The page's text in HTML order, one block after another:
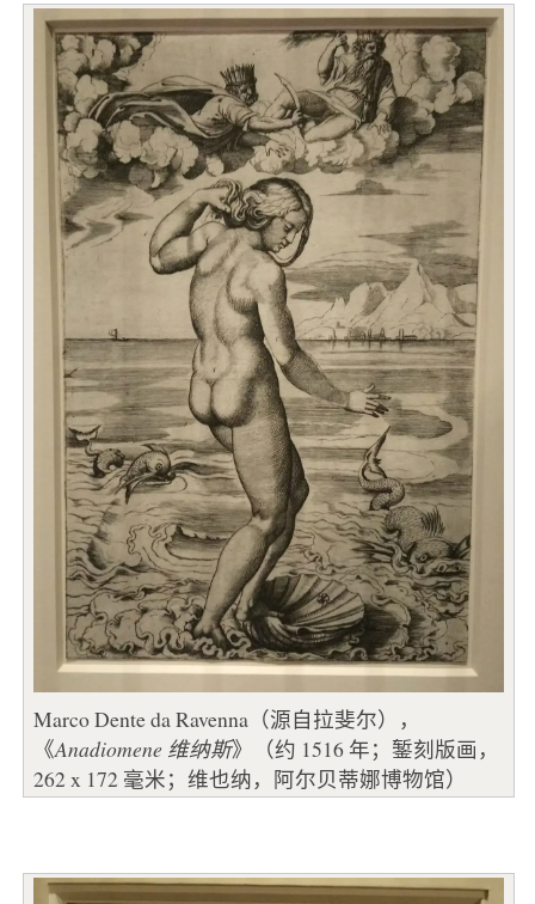
Marco Dente da Ravenna（源自拉斐尔），
《Anadiomene 维纳斯》（约 1516 年；錾刻版画，
262 x 172 毫米；维也纳，阿尔贝蒂娜博物馆）